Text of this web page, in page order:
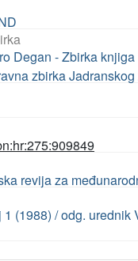
Degan - Zbirka
zbirka
revija za
1 (1988) / odg. urednik